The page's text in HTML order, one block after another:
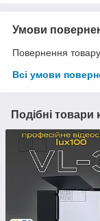
Умови
Повернення
Всі умови
Подібні товари